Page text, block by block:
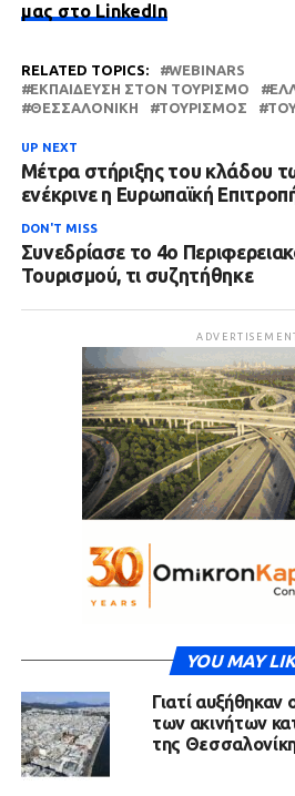
μας στο LinkedIn
RELATED TOPICS:
WEBINARS
ΕΚΠΑΊΔΕΥΣΗ ΣΤΟΝ ΤΟΥΡΙΣΜΌ
ΘΕΣΣΑΛΟΝΊΚΗ
ΤΟΥΡΙΣΜΌΣ
UP NEXT
Μέτρα στήριξης του κλάδου
ενέκρινε η Ευρωπαϊκή
DON'T MISS
Συνεδρίασε το 4ο
Τουρισμού, τι συζητήθηκε
YOU MAY
Γιατί αυξήθηκαν
των ακινήτων
της